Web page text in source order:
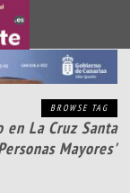
BROWSE TAG
en La Cruz Santa
Mayores'